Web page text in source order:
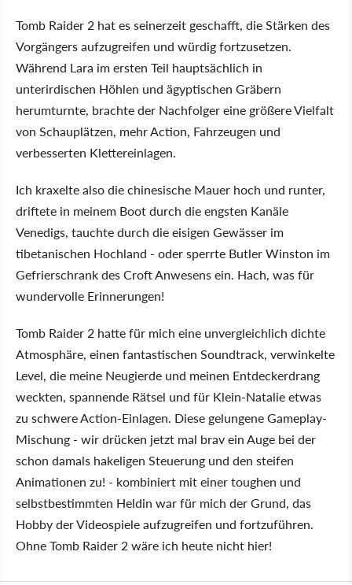
Tomb Raider 2 hat es seinerzeit geschafft, die Stärken des
Vorgängers aufzugreifen und würdig fortzusetzen.
Während Lara im ersten Teil hauptsächlich in
unterirdischen Höhlen und ägyptischen Gräbern
herumturnte, brachte der Nachfolger eine größere Vielfalt
von Schauplätzen, mehr Action, Fahrzeugen und
verbesserten Klettereinlagen.
Ich kraxelte also die chinesische Mauer hoch und runter,
driftete in meinem Boot durch die engsten Kanäle
Venedigs, tauchte durch die eisigen Gewässer im
tibetanischen Hochland - oder sperrte Butler Winston im
Gefrierschrank des Croft Anwesens ein. Hach, was für
wundervolle Erinnerungen!
Tomb Raider 2 hatte für mich eine unvergleichlich dichte
Atmosphäre, einen fantastischen Soundtrack, verwinkelte
Level, die meine Neugierde und meinen Entdeckerdrang
weckten, spannende Rätsel und für Klein-Natalie etwas
zu schwere Action-Einlagen. Diese gelungene Gameplay-
Mischung - wir drücken jetzt mal brav ein Auge bei der
schon damals hakeligen Steuerung und den steifen
Animationen zu! - kombiniert mit einer toughen und
selbstbestimmten Heldin war für mich der Grund, das
Hobby der Videospiele aufzugreifen und fortzuführen.
Ohne Tomb Raider 2 wäre ich heute nicht hier!